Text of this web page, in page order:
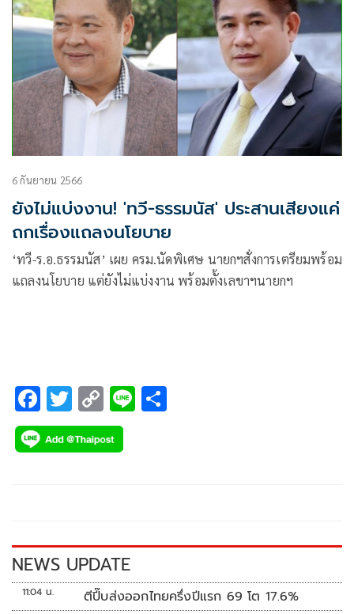
6 กันยายน 2566
ยังไม่แบ่งงาน! 'ทวี-ธรรมนัส' ประสานเสียงแค่
ถกเรื่องแถลงนโยบาย
‘ทวี-ร.อ.ธรรมนัส’ เผย ครม.นัดพิเศษ นายกฯสั่งการเตรียมพร้อม
แถลงนโยบาย แต่ยังไม่แบ่งงาน พร้อมตั้งเลขาฯนายกฯ
F
ac
e
k
T
wi
tt
C
o
p
k
Li
NEWS UPDATE
11:04 น. ตีปี๊บส่งออกไทยครึ่งปีแรก 69 โต 17.6%